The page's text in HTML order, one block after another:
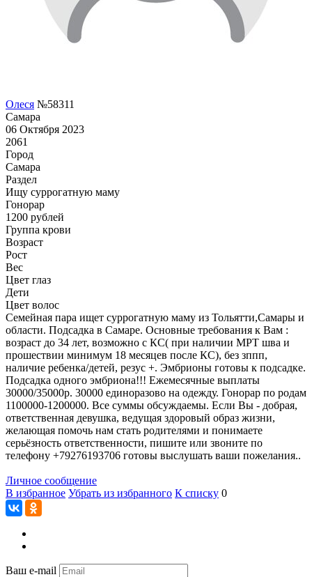
Олеся №58311
Самара
06 Октября 2023
2061
Город
Самара
Раздел
Ищу суррогатную маму
Гонoрар
1200 рублей
Группа крови
Возраст
Рост
Вес
Цвет глаз
Дети
Цвет волос
Семейная пара ищет суррогатную маму из Тольятти,Самары и
области. Подсадка в Самаре. Основные требования к Вам :
возраст до 34 лет, возможно с КС( при наличии МРТ шва и
прошествии минимум 18 месяцев после КС), без зппп,
наличие ребенка/детей, резус +. Эмбрионы готовы к подсадке.
Подсадка одного эмбриона!!! Ежемесячные выплаты
30000/35000р. 30000 единоразово на одежду. Гонорар по родам
1100000-1200000. Все суммы обсуждаемы. Если Вы - добрая,
ответственная девушка, ведущая здоровый образ жизни,
желающая помочь нам стать родителями и понимаете
серьёзность ответственности, пишите или звоните по
телефону +79276193706 готовы выслушать ваши пожелания..
Личное сообщение
В избранное Убрать из избранного К списку 0
Ваш e-mail